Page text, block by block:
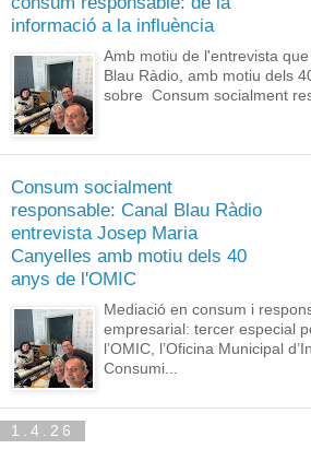
informació a la influència
Amb motiu de l'entrevista
Blau Ràdio, amb motiu dels
sobre Consum socialment
Consum socialment
responsable: Canal Blau Ràdio
entrevista Josep Maria
Canyelles amb motiu dels 40
anys de l'OMIC
Mediació en consum i
empresarial: tercer especial
l’OMIC, l’Oficina Municipal
Consumi...
1.4.26